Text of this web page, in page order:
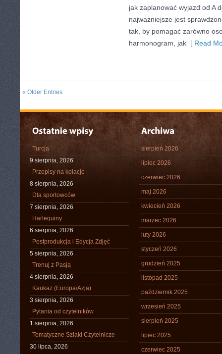
jak zaplanować wyjazd od A
najważniejsze jest
tak, by pomagać zarówno
harmonogram, jak [ Read
« Older Entries
Turcja
9 sierpnia, 2026
Przepisy na kolacje
8 sierpnia, 2026
Dla sportowców
7 sierpnia, 2026
Harlequiny
6 sierpnia, 2026
Postprodukcja i Edycja Zdjęć
5 sierpnia, 2026
Trenuj z Pasją
4 sierpnia, 2026
Kaukaz (Europa/Azja)
3 sierpnia, 2026
Pytania od czytelników
1 sierpnia, 2026
Tematyczne Szlaki Czytelnicze
30 lipca, 2026
sierpień 2026
lipiec 2026
czerwiec 2026
maj 2026
kwiecień 2026
marzec 2026
luty 2026
styczeń 2026
grudzień 2025
listopad 2025
październik 2025
wrzesień 2025
sierpień 2025
lipiec 2025
czerwiec 2025